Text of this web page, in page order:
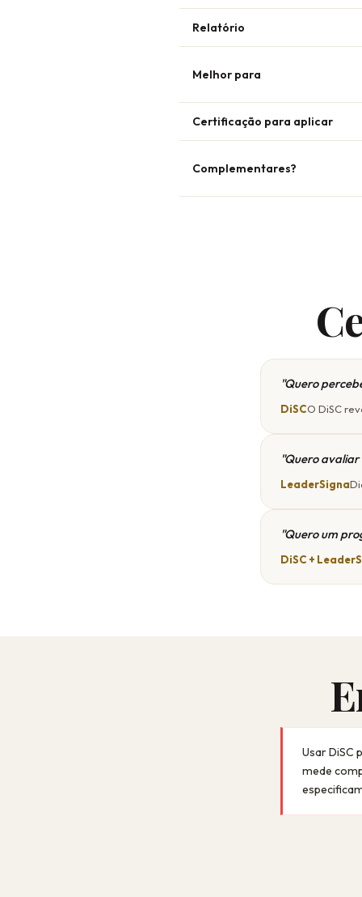
Relatório
Melhor para
Certificação para aplicar
Complementares?
"Quero
DiSCO DiSC
"Quero avaliar
LeaderSigna
"Quero um
DiSC +
Usar DiSC
mede